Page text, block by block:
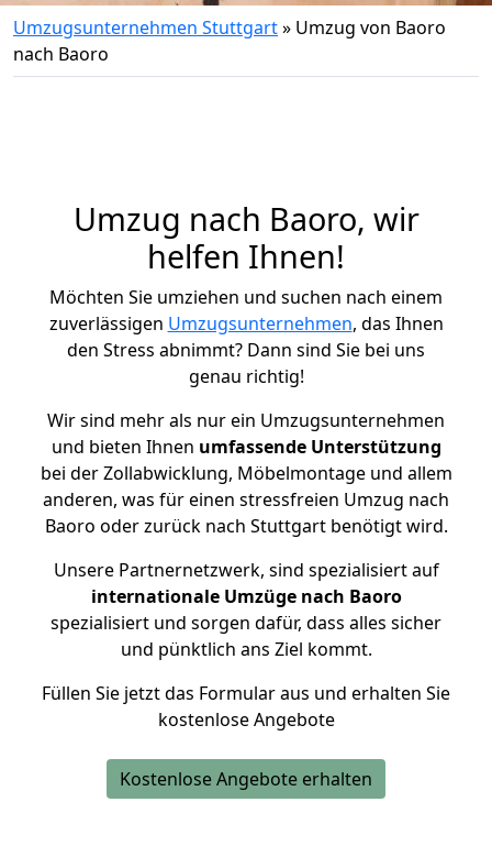
Umzugsunternehmen Stuttgart» Umzug von Baoro
nach Baoro
Umzug nach Baoro, wir
helfen Ihnen!
Möchten Sie umziehen und suchen nach einem
zuverlässigen Umzugsunternehmen, das Ihnen
den Stress abnimmt? Dann sind Sie bei uns
genau richtig!
Wir sind mehr als nur ein Umzugsunternehmen
und bieten Ihnen umfassende Unterstützung
bei der Zollabwicklung, Möbelmontage und allem
anderen, was für einen stressfreien Umzug nach
Baoro oder zurück nach Stuttgart benötigt wird.
Unsere Partnernetzwerk, sind spezialisiert auf
internationale Umzüge nach Baoro
spezialisiert und sorgen dafür, dass alles sicher
und pünktlich ans Ziel kommt.
Füllen Sie jetzt das Formular aus und erhalten Sie
kostenlose Angebote
Kostenlose Angebote erhalten